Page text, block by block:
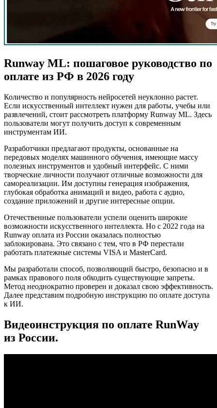
Runway ML: пошаговое руководство по
оплате из РФ в 2026 году
Количество и популярность нейросетей неуклонно растет.
Если искусственный интеллект нужен для работы, учебы или
развлечений, стоит рассмотреть платформу Runway ML. Здесь
пользователи могут получить доступ к современным
инструментам ИИ.
Разработчики предлагают продукты, основанные на
передовых моделях машинного обучения, имеющие массу
полезных инструментов и удобный интерфейс. С ними
творческие личности получают отличные возможности для
самореализации. Им доступны генерация изображения,
глубокая обработка анимаций и видео, работа с аудио,
создание приложений и другие интересные опции.
Отечественные пользователи успели оценить широкие
возможности искусственного интеллекта. Но с 2022 года на
Runway оплата из России оказалась полностью
заблокирована. Это связано с тем, что в РФ перестали
работать платежные системы VISA и MasterCard.
Мы разработали способ, позволяющий быстро, безопасно и в
рамках правового поля обходить существующие запреты.
Метод неоднократно проверен и доказал свою эффективность.
Далее представим подробную инструкцию по оплате доступа
к ИИ.
Видеоинструкция по оплате RunWay
из России.